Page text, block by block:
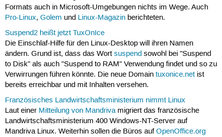
Formats auch in Microsoft-Umgebungen nichts im Wege. Auch
Pro-Linux, Golem und Linux-Magazinberichteten.
Suspend2 heißt jetzt TuxOnIce
Die Einschlaf-Hilfe für den Linux-Desktop will ihren Namen
ändern. Grund ist, dass das Wort suspendsowohl bei "Suspend
to Disk" als auch "Suspend to RAM" Verwendung findet und so zu
Verwirrungen führen könnte. Die neue Domain tuxonice.netist
bereits erreichbar und mit Inhalten versehen.
Französisches Landwirtschaftsministerium nimmt Linux
Laut einer Mitteilung von Mandrivamigriert das französische
Landwirtschaftsministerium 400 Windows-NT-Server auf
Mandriva Linux. Weiterhin sollen die Büros aufOpenOffice.org